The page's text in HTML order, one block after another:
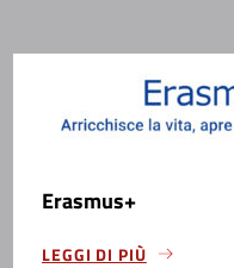
Erasmus+
LEGGI DI PIÙ